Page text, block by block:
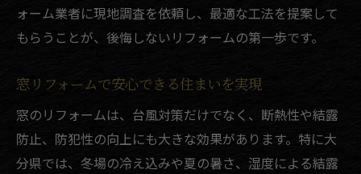
ォーム業者に現地調査を依頼し、最適な工法を提案して
もらうことが、後悔しないリフォームの第一歩です。
窓リフォームで安心できる住まいを実現
窓のリフォームは、台風対策だけでなく、断熱性や結露
防止、防犯性の向上にも大きな効果があります。特に大
分県では、冬場の冷え込みや夏の暑さ、湿度による結露